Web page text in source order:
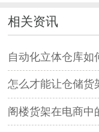
相关资讯
自动化立体仓库如
怎么才能让仓储货
阁楼货架在电商中